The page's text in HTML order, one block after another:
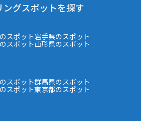
グスポットを探す
スポット岩手県のスポット
スポット山形県のスポット
スポット群馬県のスポット
スポット東京都のスポット